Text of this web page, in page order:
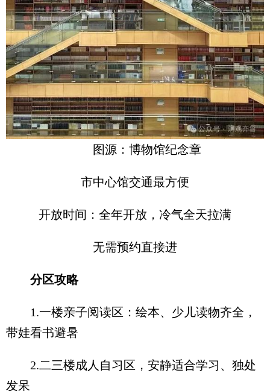
图源：博物馆纪念章
市中心馆交通最方便
开放时间：全年开放，冷气全天拉满
无需预约直接进
分区攻略
1.一楼亲子阅读区：绘本、少儿读物齐全，
带娃看书避暑
2.二三楼成人自习区，安静适合学习、独处
发呆